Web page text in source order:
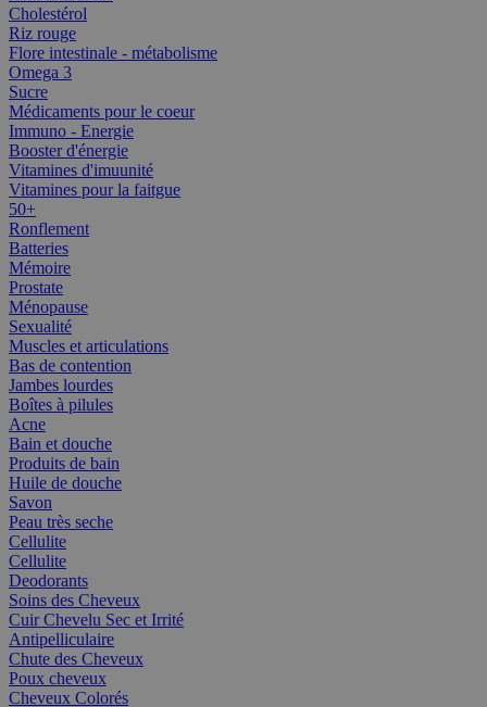
Cholestérol
Riz rouge
Flore intestinale - métabolisme
Omega 3
Sucre
Médicaments pour le coeur
Immuno - Energie
Booster d'énergie
Vitamines d'imuunité
Vitamines pour la faitgue
50+
Ronflement
Batteries
Mémoire
Prostate
Ménopause
Sexualité
Muscles et articulations
Bas de contention
Jambes lourdes
Boîtes à pilules
Acne
Bain et douche
Produits de bain
Huile de douche
Savon
Peau très seche
Cellulite
Cellulite
Deodorants
Soins des Cheveux
Cuir Chevelu Sec et Irrité
Antipelliculaire
Chute des Cheveux
Poux cheveux
Cheveux Colorés